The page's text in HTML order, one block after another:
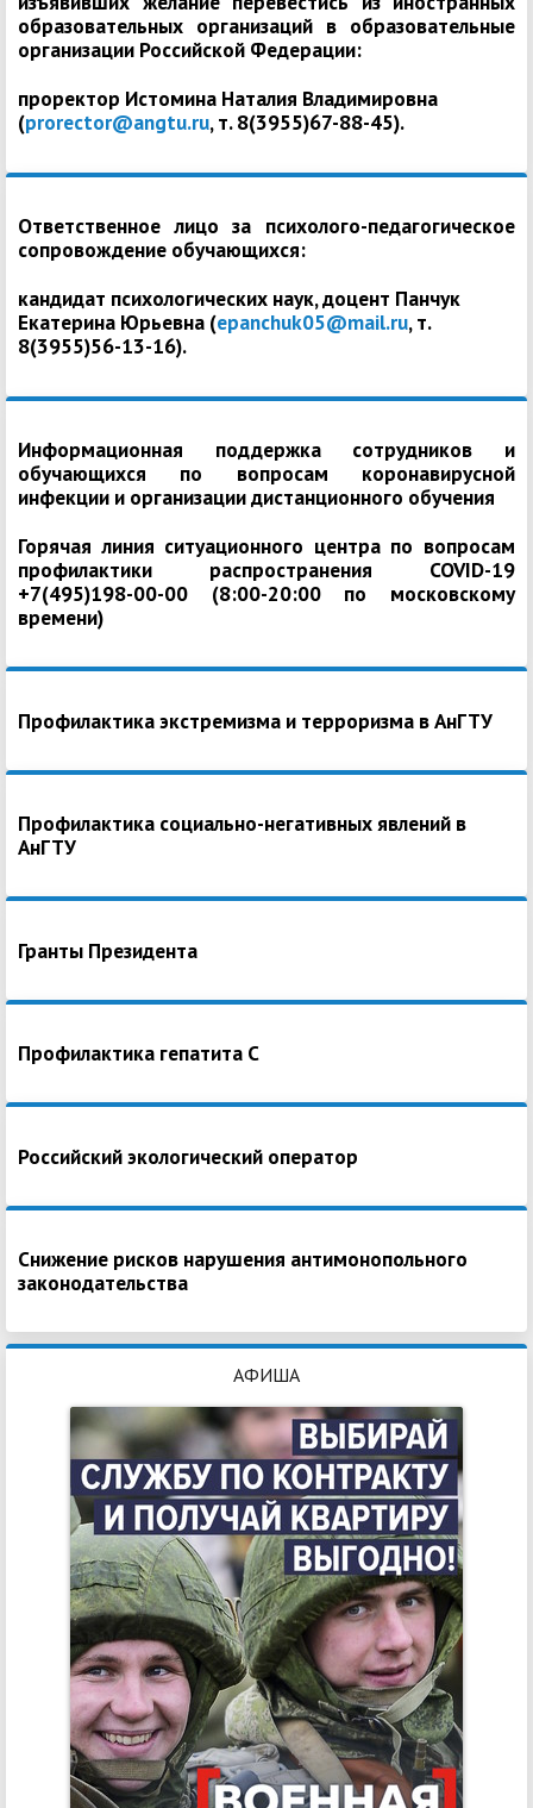
образовательных организаций в образовательные
организации Российской Федерации:
проректор Истомина Наталия Владимировна
(prorector@angtu.ru, т. 8(3955)67-88-45).
Ответственное лицо за психолого-педагогическое
сопровождение обучающихся:
кандидат психологических наук, доцент Панчук
Екатерина Юрьевна (epanchuk05@mail.ru, т.
8(3955)56-13-16).
Информационная поддержка сотрудников и
обучающихся по вопросам коронавирусной
инфекции и организации дистанционного обучения
Горячая линия ситуационного центра по вопросам
профилактики распространения COVID-19
+7(495)198-00-00 (8:00-20:00 по московскому
времени)
Профилактика экстремизма и терроризма в АнГТУ
Профилактика социально-негативных явлений в
АнГТУ
Гранты Президента
Профилактика гепатита С
Российский экологический оператор
Снижение рисков нарушения антимонопольного
законодательства
АФИША